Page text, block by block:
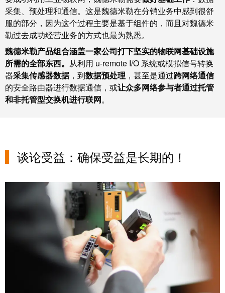
子
外
壳
雷
击
和
浪
现
总
线
分
盒
米
勒
荣
膺
EcoVadis
金
奖
回
魏
德
勒
成
绩
著，
销
售
采集、预处理和通信。这是魏德米勒在分销业务中感到很舒
服的部分，因为这个过程主要是基于组件的，而且对魏德米
勒过去成功经营业务的方式也最为熟悉。
魏德米勒产品组合涵盖一家公司打下坚实的物联网基础设施
所需的全部东西。 从利用 u-remote I/O 系统或模拟信号转换
器采集传感器数据，到数据预处理 ，甚至是通过跨网络通信
的安全路由器进行数据通信，或让众多网络参与者通过托管
和非托管型交换机进行联网。
谈论受益：确保受益是长期的！